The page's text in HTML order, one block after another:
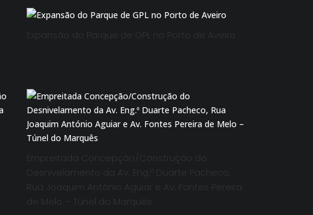
Expansão do Parque de GPL no Porto de Aveiro
Empreitada Concepção/Construção do
Desnivelamento da Av. Eng.º Duarte Pacheco,
Rua Joaquim António Aguiar e Av. Fontes Pereira
de Melo – Túnel do Marquês